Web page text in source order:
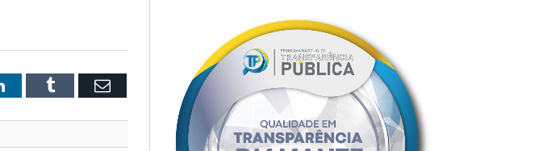
LinkedInTumblr Email